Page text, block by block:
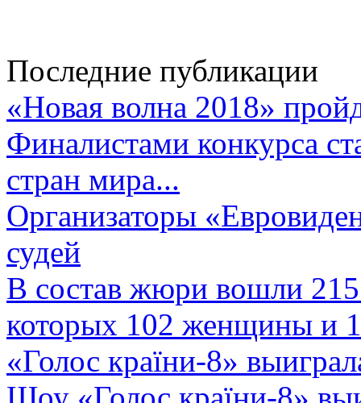
Последние публикации
«Новая волна 2018»
Финалистами конкурса
стран мира...
Организаторы
судей
В состав жюри вошли 215
которых 102 женщины и
«Голос країни-8»